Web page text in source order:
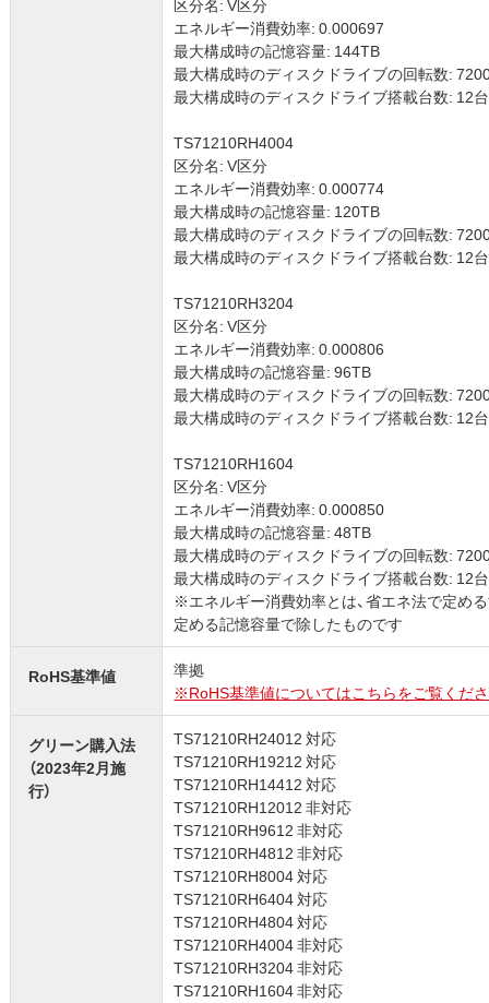
区分名: V区分
エネルギー消費効率: 0.000697
最大構成時の記憶容量: 144TB
最大構成時のディスクドライブの回転数:
最大構成時のディスクドライブ搭載台数: 12
TS71210RH4004
区分名: V区分
エネルギー消費効率: 0.000774
最大構成時の記憶容量: 120TB
最大構成時のディスクドライブの回転数:
最大構成時のディスクドライブ搭載台数: 12
TS71210RH3204
区分名: V区分
エネルギー消費効率: 0.000806
最大構成時の記憶容量: 96TB
最大構成時のディスクドライブの回転数:
最大構成時のディスクドライブ搭載台数: 12
TS71210RH1604
区分名: V区分
エネルギー消費効率: 0.000850
最大構成時の記憶容量: 48TB
最大構成時のディスクドライブの回転数:
最大構成時のディスクドライブ搭載台数: 12
※エネルギー消費効率とは、省エネ法で定め
定める記憶容量で除したものです
RoHS基準値
準拠
※RoHS基準値についてはこちらをご覧くだ
グリーン購入法
（2023年2月施
行）
TS71210RH24012 対応
TS71210RH19212 対応
TS71210RH14412 対応
TS71210RH12012 非対応
TS71210RH9612 非対応
TS71210RH4812 非対応
TS71210RH8004 対応
TS71210RH6404 対応
TS71210RH4804 対応
TS71210RH4004 非対応
TS71210RH3204 非対応
TS71210RH1604 非対応